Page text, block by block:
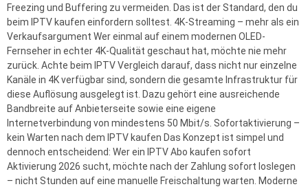
Freezing und Buffering zu vermeiden. Das ist der Standard, den du
beim IPTV kaufen einfordern solltest. 4K-Streaming – mehr als ein
Verkaufsargument Wer einmal auf einem modernen OLED-
Fernseher in echter 4K-Qualität geschaut hat, möchte nie mehr
zurück. Achte beim IPTV Vergleich darauf, dass nicht nur einzelne
Kanäle in 4K verfügbar sind, sondern die gesamte Infrastruktur für
diese Auflösung ausgelegt ist. Dazu gehört eine ausreichende
Bandbreite auf Anbieterseite sowie eine eigene
Internetverbindung von mindestens 50 Mbit/s. Sofortaktivierung –
kein Warten nach dem IPTV kaufen Das Konzept ist simpel und
dennoch entscheidend: Wer ein IPTV Abo kaufen sofort
Aktivierung 2026 sucht, möchte nach der Zahlung sofort loslegen
– nicht Stunden auf eine manuelle Freischaltung warten. Moderne